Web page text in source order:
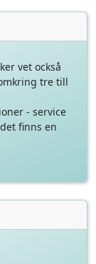
vet också
tre till
- service
finns en